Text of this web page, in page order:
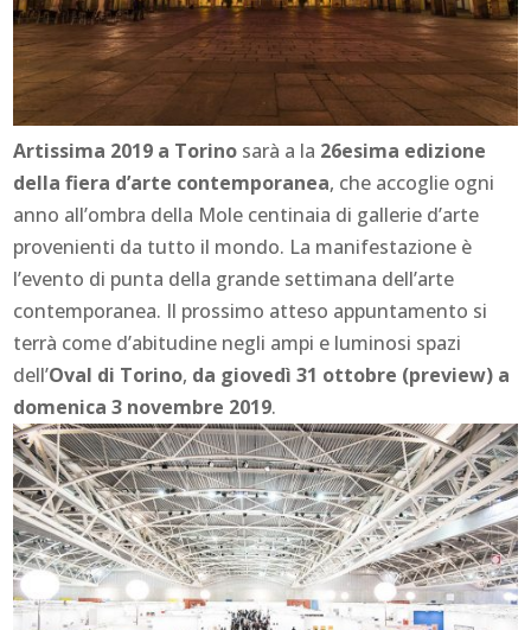
Artissima 2019 a Torino sarà a la 26esima edizione
della fiera d’arte contemporanea, che accoglie ogni
anno all’ombra della Mole centinaia di gallerie d’arte
provenienti da tutto il mondo. La manifestazione è
l’evento di punta della grande settimana dell’arte
contemporanea. Il prossimo atteso appuntamento si
terrà come d’abitudine negli ampi e luminosi spazi
dell’Oval di Torino, da giovedì 31 ottobre (preview) a
domenica 3 novembre 2019.